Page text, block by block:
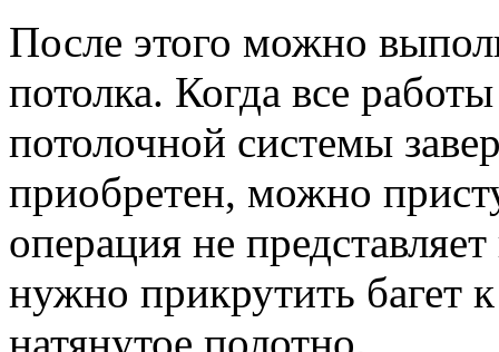
После этого можно
потолка. Когда все
потолочной системы
приобретен, можно
операция не
нужно прикрутить багет